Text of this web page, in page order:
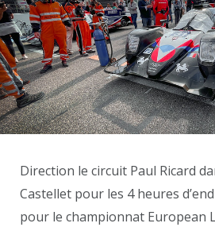
Direction le circuit Paul Ricard
Castellet pour les 4 heures
pour le championnat European